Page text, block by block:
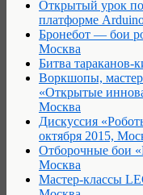
Открытый урок
платформе
Бронебот — бои
Москва
Битва тараканов-
Воркшопы,
«Открытые
Москва
Дискуссия
октября 2015,
Отборочные бои
Москва
Мастер-классы